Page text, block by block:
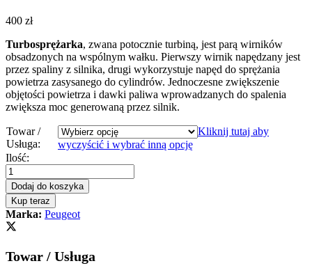
400 zł
Turbosprężarka, zwana potocznie turbiną, jest parą wirników
obsadzonych na wspólnym wałku. Pierwszy wirnik napędzany jest
przez spaliny z silnika, drugi wykorzystuje napęd do sprężania
powietrza zasysanego do cylindrów. Jednoczesne zwiększenie
objętości powietrza i dawki paliwa wprowadzanych do spalenia
zwiększa moc generowaną przez silnik.
Towar /
Usługa:
Kliknij tutaj aby
wyczyścić i wybrać inną opcję
Turbosprężarka
turbina
Peugeot
308
I
1.6
109
Ilość:
Dodaj do koszyka
Kup teraz
Marka: Peugeot
Towar / Usługa